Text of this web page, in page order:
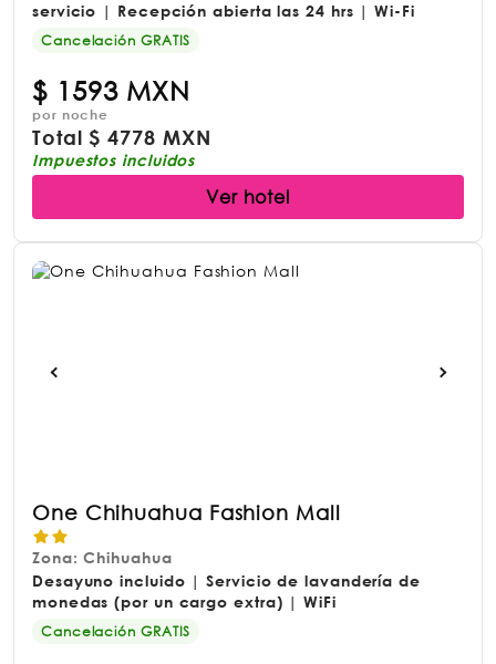
servicio | Recepción abierta las 24 hrs | Wi-Fi
Cancelación GRATIS
$ 1593 MXN
por noche
Total$4778 MXN
Impuestos incluidos
Ver hotel
One Chihuahua Fashion Mall
Zona: Chihuahua
Desayuno incluido | Servicio de lavandería de
monedas (por un cargo extra) | WiFi
Cancelación GRATIS